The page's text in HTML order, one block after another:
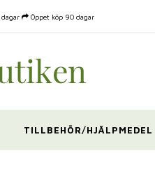
dagar Öppet köp 90 dagar
TILLBEHÖR/HJÄLPMEDEL